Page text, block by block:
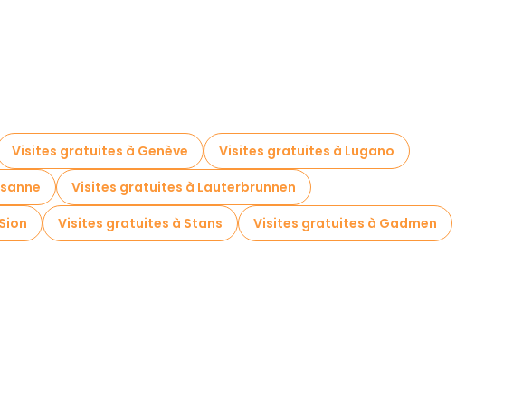
Visites gratuites à Genève
Visites gratuites à Lugano
Visites gratuites à Lauterbrunnen
Visites gratuites à Stans
Visites gratuites à Gadmen